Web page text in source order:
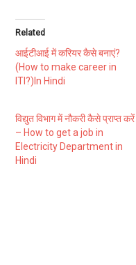
Related
आईटीआई में करियर कैसे बनाएं?
(How to make career in
ITI?)In Hindi
विद्युत विभाग में नौकरी कैसे प्राप्त करें
– How to get a job in
Electricity Department in
Hindi